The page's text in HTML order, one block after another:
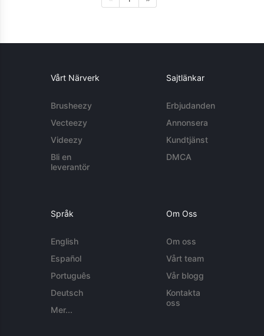
Vårt Närverk
Brusheezy
Vecteezy
Videezy
Bli en
leverantör
Sajtlänkar
Erbjudanden
Annonsera
Kundtjänst
DMCA
Språk
English
Español
Português
Deutsch
Mer...
Om Oss
Om oss
Vårt team
Vår blogg
Kontakta
oss